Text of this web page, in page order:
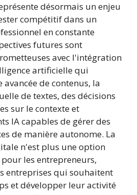
désormais un enjeu
compétitif dans un
en constante
futures sont
avec l'intégration
artificielle qui
de contenus, la
de textes, des décisions
sur le contexte et
IA capables de gérer des
de manière autonome. La
n'est plus une option
les entrepreneurs,
entreprises qui souhaitent
et développer leur activité